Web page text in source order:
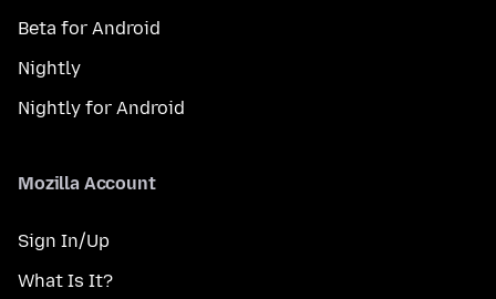
Beta for Android
Nightly
Nightly for Android
Mozilla Account
Sign In/Up
What Is It?